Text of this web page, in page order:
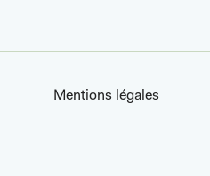
Mentions légales